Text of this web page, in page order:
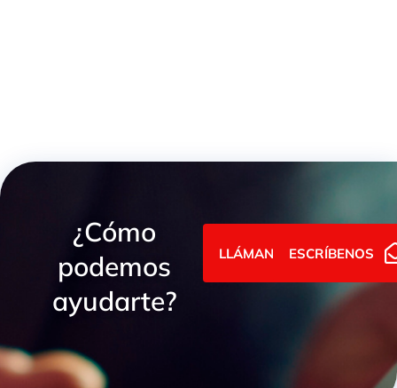
¿Cómo
podemos
ayudarte?
LLÁMANOSESCRÍBENOS